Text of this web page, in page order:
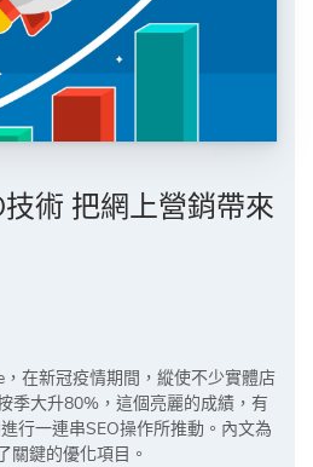
技術 把網上營銷帶來
在新冠疫情期間，縱使不少實體店
季大升80%，這個亮麗的成績，有
行一連串SEO操作所推動。內文為
關鍵的優化項目。